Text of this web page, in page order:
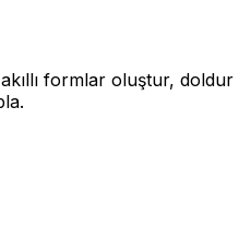
formlar oluştur, doldur